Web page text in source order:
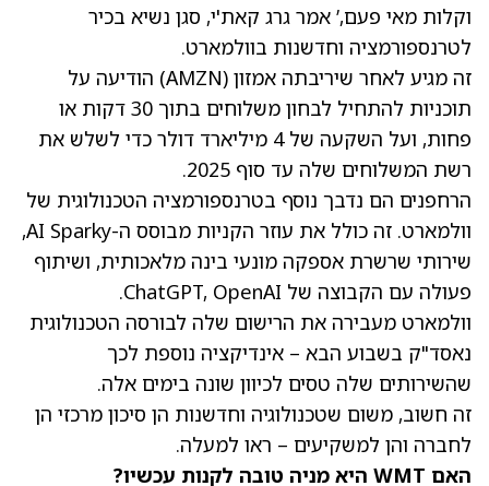
וקלות מאי פעם,’ אמר גרג קאת'י, סגן נשיא בכיר
לטרנספורמציה וחדשנות בוולמארט.
זה מגיע לאחר שיריבתה אמזון (AMZN)
הודיעה על
תוכניות להתחיל לבחון משלוחים בתוך 30 דקות או
פחות, ועל השקעה של 4 מיליארד דולר כדי לשלש את
רשת המשלוחים שלה עד סוף 2025.
הרחפנים הם נדבך נוסף בטרנספורמציה הטכנולוגית של
וולמארט. זה כולל את עוזר הקניות מבוסס ה-AI Sparky,
שירותי שרשרת אספקה מונעי בינה מלאכותית, ושיתוף
פעולה עם הקבוצה של ChatGPT, OpenAI.
וולמארט מעבירה את הרישום שלה לבורסה הטכנולוגית
נאסד"ק בשבוע הבא – אינדיקציה נוספת לכך
שהשירותים שלה טסים לכיוון שונה בימים אלה.
זה חשוב, משום שטכנולוגיה וחדשנות הן סיכון מרכזי הן
לחברה והן למשקיעים – ראו למעלה.
האם WMT היא מניה טובה לקנות עכשיו?